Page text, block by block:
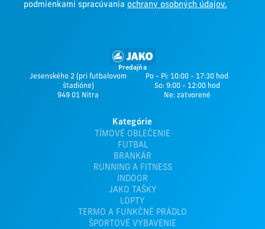
podmienkami spracúvania ochrany osobných údajov.
Predajňa
Jesenského 2 (pri futbalovom
štadióne)
949 01 Nitra
Po - Pi: 10:00 - 17:30 hod
So: 9:00 - 12:00 hod
Ne: zatvorené
Kategórie
TÍMOVÉ OBLEČENIE
FUTBAL
BRANKÁR
RUNNING A FITNESS
INDOOR
JAKO TAŠKY
LOPTY
TERMO A FUNKČNÉ PRÁDLO
ŠPORTOVÉ VYBAVENIE